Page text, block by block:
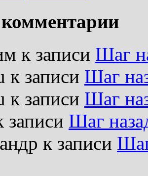
к записи Шаг
к записи Шаг
к записи Шаг
записи Шаг
к записи